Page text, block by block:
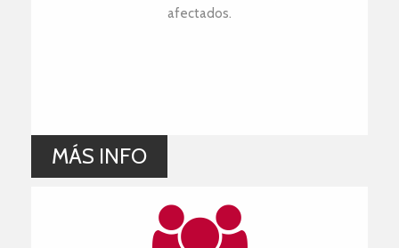
afectados.
MÁS INFO